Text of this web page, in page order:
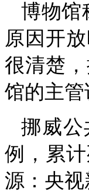
博物馆
原因开
很清楚
馆的主管
挪威公
例，累
源：央